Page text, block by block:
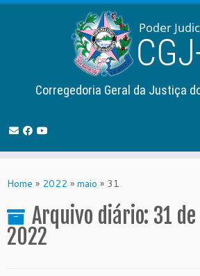
to
Corregedoria Geral da Justiça
Home » 2022 » maio » 31
Arquivo diário: 31
2022